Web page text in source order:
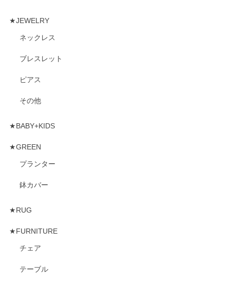
★JEWELRY
ネックレス
ブレスレット
ピアス
その他
★BABY+KIDS
★GREEN
プランター
鉢カバー
★RUG
★FURNITURE
チェア
テーブル